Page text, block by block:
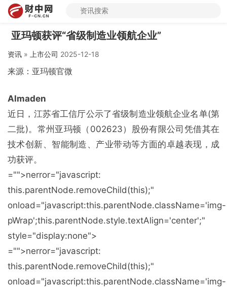
亚玛顿获评“省级制造业领航企业”
资讯 » 上市公司 2025-12-18
来源：亚玛顿官微
Almaden
近日，江苏省工信厅公示了省级制造业领航企业名单(第
二批)。常州亚玛顿（002623）股份有限公司凭借其在
技术创新、智能制造、产业带动等方面的卓越表现，成
功获评。
="">nerror="javascript:
this.parentNode.removeChild(this);"
onload="javascript:this.parentNode.className='img-
pWrap';this.parentNode.style.textAlign='center';"
style="display:none">
="">nerror="javascript:
this.parentNode.removeChild(this);"
onload="javascript:this.parentNode.className='img-